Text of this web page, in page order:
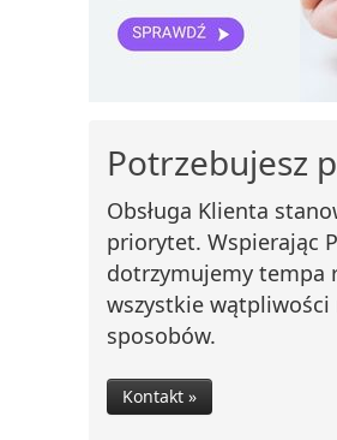
Potrzebujesz
Obsługa Klienta
priorytet. Wspierając
dotrzymujemy tempa
wszystkie wątpliwości
sposobów.
Kontakt »